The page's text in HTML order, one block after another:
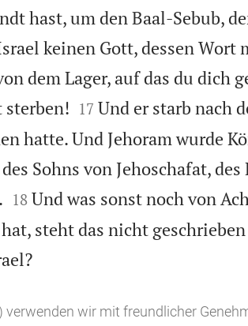
hast, um den Baal-Sebub,
keinen Gott, dessen Wort
dem Lager, auf das du dich
sterben!
17 Und er starb nach
hatte. Und Jehoram wurde
Sohns von Jehoschafat,

18 Und was sonst noch von
steht das nicht

verwenden wir mit freundlicher